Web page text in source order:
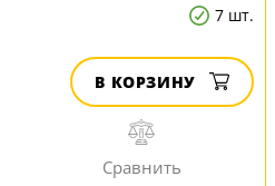
7 шт.
В КОРЗИНУ